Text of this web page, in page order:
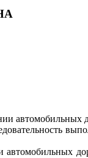
автомобильных
автомобильных